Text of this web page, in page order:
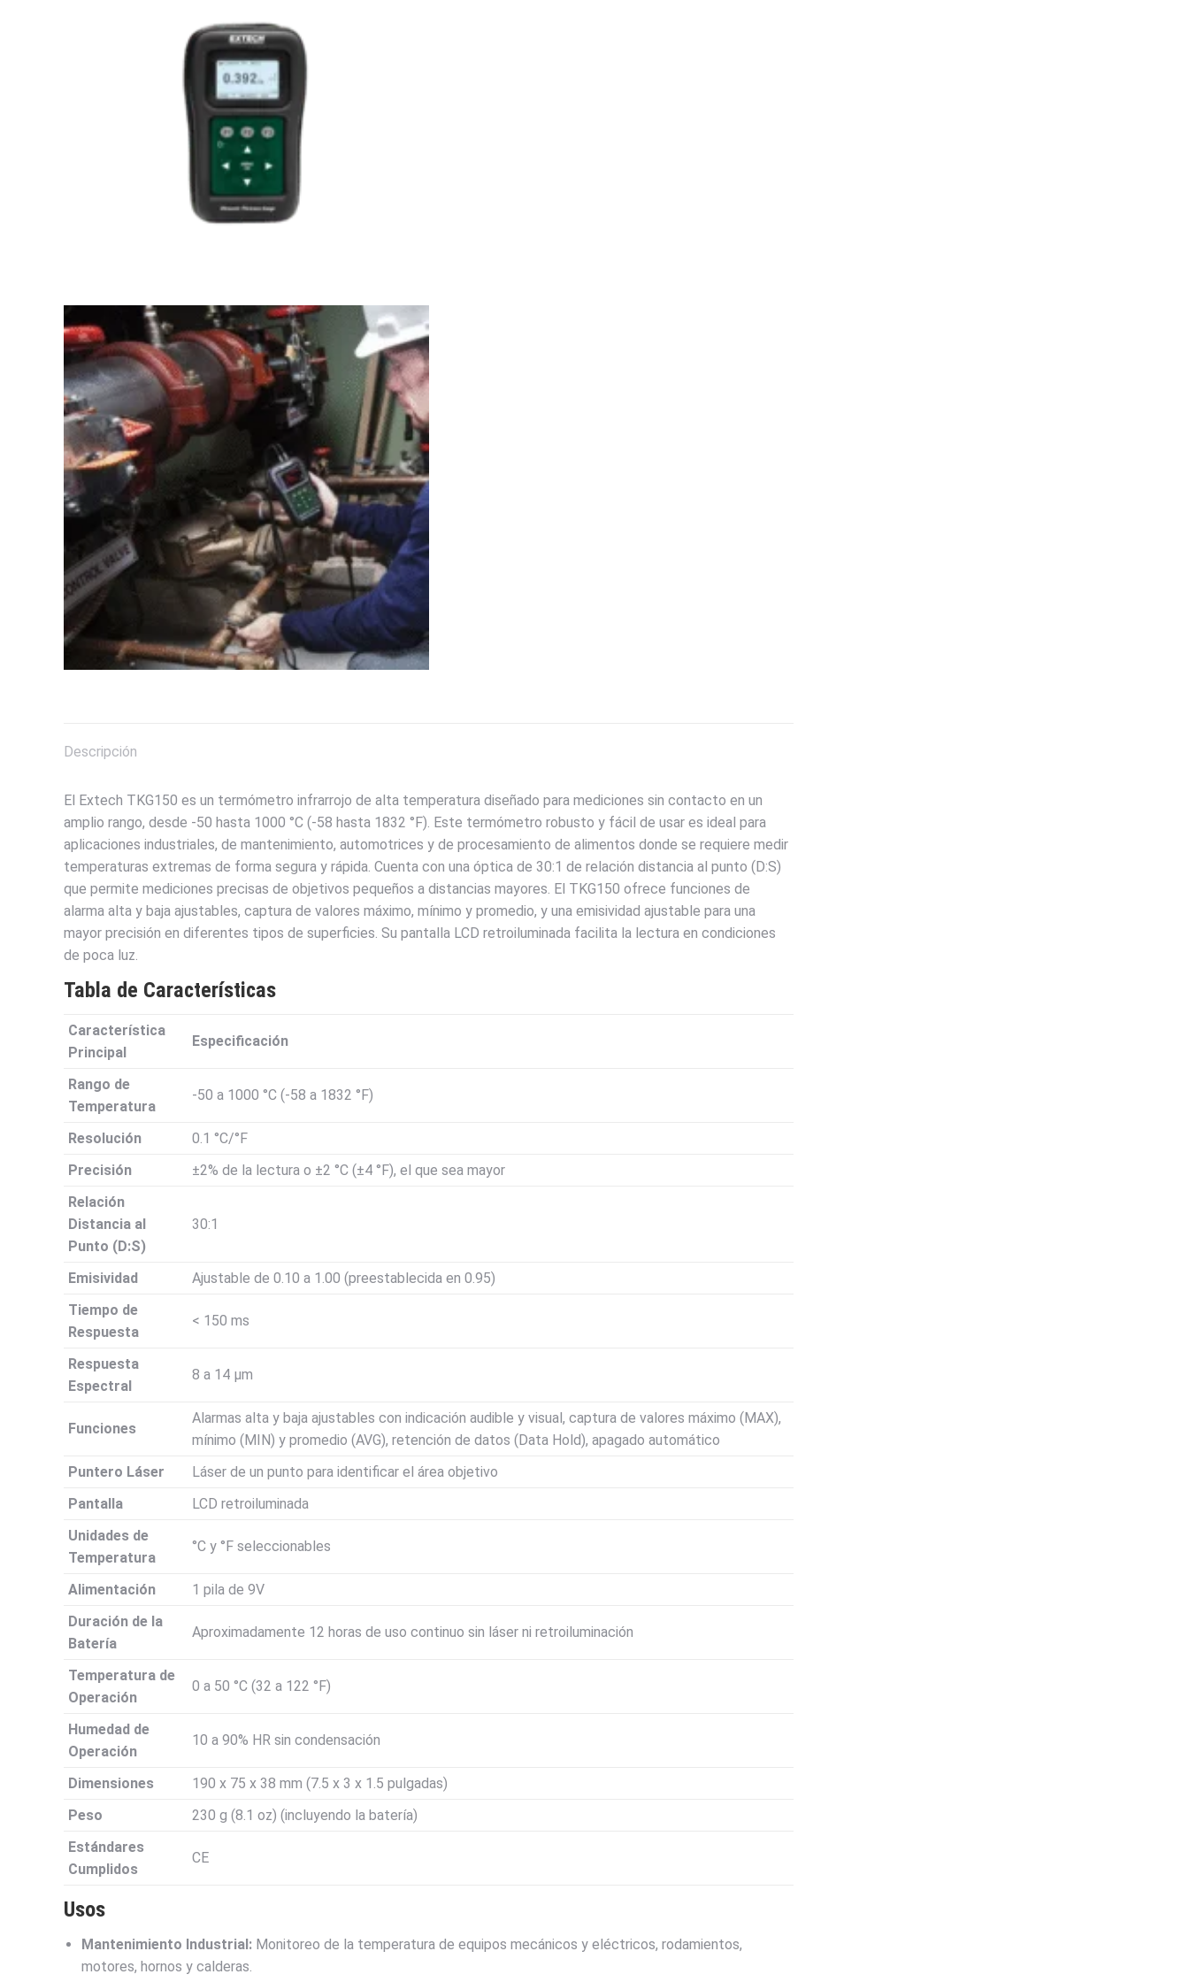
Descripción
El Extech TKG150 es un termómetro infrarrojo de alta temperatura diseñado para mediciones sin contacto en un
amplio rango, desde -50 hasta 1000 °C (-58 hasta 1832 °F). Este termómetro robusto y fácil de usar es ideal para
aplicaciones industriales, de mantenimiento, automotrices y de procesamiento de alimentos donde se requiere medir
temperaturas extremas de forma segura y rápida. Cuenta con una óptica de 30:1 de relación distancia al punto (D:S)
que permite mediciones precisas de objetivos pequeños a distancias mayores. El TKG150 ofrece funciones de
alarma alta y baja ajustables, captura de valores máximo, mínimo y promedio, y una emisividad ajustable para una
mayor precisión en diferentes tipos de superficies. Su pantalla LCD retroiluminada facilita la lectura en condiciones
de poca luz.
Tabla de Características
Característica
Principal
Especificación
Rango de
Temperatura
-50 a 1000 °C (-58 a 1832 °F)
Resolución
0.1 °C/°F
Precisión
±2% de la lectura o ±2 °C (±4 °F), el que sea mayor
Relación
Distancia al
Punto (D:S)
30:1
Emisividad
Ajustable de 0.10 a 1.00 (preestablecida en 0.95)
Tiempo de
Respuesta
< 150 ms
Respuesta
Espectral
8 a 14 µm
Funciones
Alarmas alta y baja ajustables con indicación audible y visual, captura de valores máximo (MAX),
mínimo (MIN) y promedio (AVG), retención de datos (Data Hold), apagado automático
Puntero Láser
Láser de un punto para identificar el área objetivo
Pantalla
LCD retroiluminada
Unidades de
Temperatura
°C y °F seleccionables
Alimentación
1 pila de 9V
Duración de la
Batería
Aproximadamente 12 horas de uso continuo sin láser ni retroiluminación
Temperatura de
Operación
0 a 50 °C (32 a 122 °F)
Humedad de
Operación
10 a 90% HR sin condensación
Dimensiones
190 x 75 x 38 mm (7.5 x 3 x 1.5 pulgadas)
Peso
230 g (8.1 oz) (incluyendo la batería)
Estándares
Cumplidos
CE
Usos
Mantenimiento Industrial: Monitoreo de la temperatura de equipos mecánicos y eléctricos, rodamientos,
motores, hornos y calderas.